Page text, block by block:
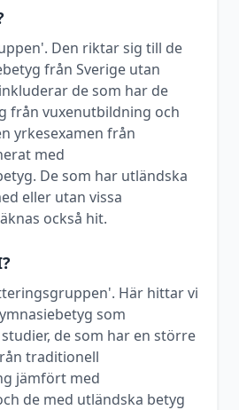
Den riktar sig till de
från Sverige utan
de som har de
från vuxenutbildning och
yrkesexamen från
med
De som har utländska
eller utan vissa
också hit.
Här hittar vi
som
de som har en större
traditionell
jämfört med
de med utländska betyg